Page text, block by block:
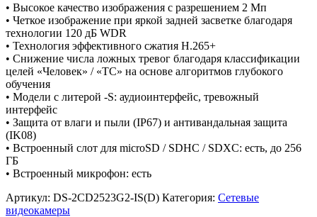
• Высокое качество изображения с разрешением 2 Мп
• Четкое изображение при яркой задней засветке благодаря
технологии 120 дБ WDR
• Технология эффективного сжатия H.265+
• Снижение числа ложных тревог благодаря классификации
целей «Человек» / «ТС» на основе алгоритмов глубокого
обучения
• Модели с литерой -S: аудиоинтерфейс, тревожный
интерфейс
• Защита от влаги и пыли (IP67) и антивандальная защита
(IK08)
• Встроенный слот для microSD / SDHC / SDXC: есть, до 256
ГБ
• Встроенный микрофон: есть
Артикул: DS-2CD2523G2-IS(D) Категория: Сетевые
видеокамеры